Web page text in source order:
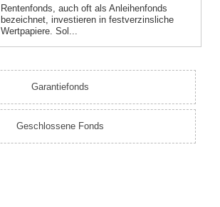
Rentenfonds, auch oft als Anleihenfonds
bezeichnet, investieren in festverzinsliche
Wertpapiere. Sol...
Garantiefonds
Geschlossene Fonds